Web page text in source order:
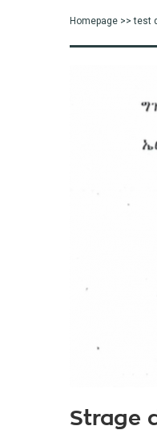
Homepage >> test
Strage